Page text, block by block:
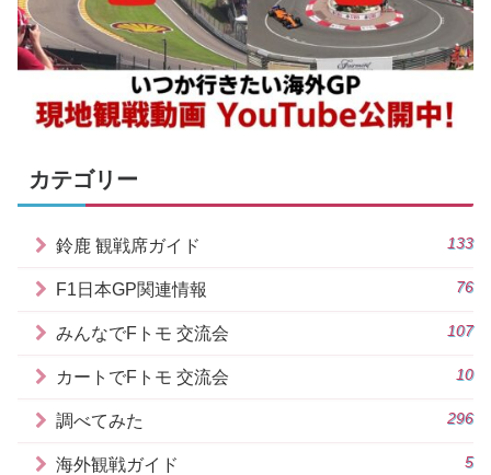
カテゴリー
鈴鹿 観戦席ガイド 133
F1日本GP関連情報 76
みんなでFトモ 交流会 107
カートでFトモ 交流会 10
調べてみた 296
海外観戦ガイド 5